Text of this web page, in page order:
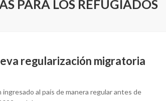
PARA LOS REFUGIADOS
regularización migratoria
ingresado al país de manera regular antes de